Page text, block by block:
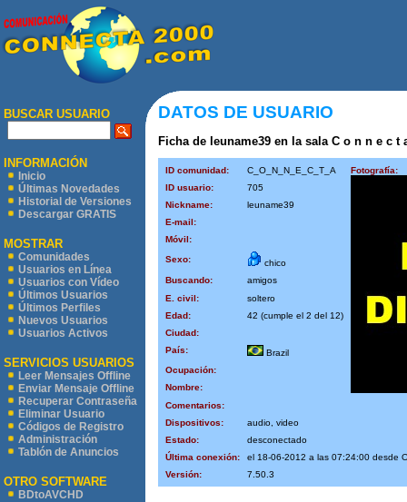
BUSCAR USUARIO
INFORMACIÓN
Inicio
Últimas Novedades
Historial de Versiones
Descargar GRATIS
MOSTRAR
Comunidades
Usuarios en Línea
Usuarios con Vídeo
Últimos Usuarios
Últimos Perfiles
Nuevos Usuarios
Usuarios Activos
SERVICIOS USUARIOS
Leer Mensajes Offline
Enviar Mensaje Offline
Recuperar Contraseña
Eliminar Usuario
Códigos de Registro
Administración
Tablón de Anuncios
OTRO SOFTWARE
BDtoAVCHD
DATOS DE USUARIO
Ficha de leuname39 en la sala C o n n e c t
ID comunidad: C_O_N_N_E_C_T_A
Fotografía:
ID usuario:
705
Nickname:
leuname39
E-mail:
Móvil:
Sexo:
chico
Buscando:
amigos
E. civil:
soltero
Edad:
42 (cumple el 2 del 12)
Ciudad:
País:
Brazil
Ocupación:
Nombre:
Comentarios:
Dispositivos:
audio, video
Estado:
desconectado
Última conexión:
el 18-06-2012 a las 07:24:00 desde
Versión:
7.50.3